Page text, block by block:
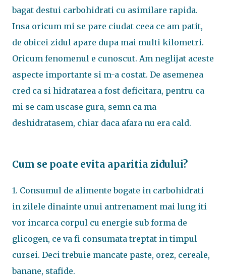
bagat destui carbohidrati cu asimilare rapida.
Insa oricum mi se pare ciudat ceea ce am patit,
de obicei zidul apare dupa mai multi kilometri.
Oricum fenomenul e cunoscut. Am neglijat aceste
aspecte importante si m-a costat. De asemenea
cred ca si hidratarea a fost deficitara, pentru ca
mi se cam uscase gura, semn ca ma
deshidratasem, chiar daca afara nu era cald.
Cum se poate evita aparitia zidului?
1. Consumul de alimente bogate in carbohidrati
in zilele dinainte unui antrenament mai lung iti
vor incarca corpul cu energie sub forma de
glicogen, ce va fi consumata treptat in timpul
cursei. Deci trebuie mancate paste, orez, cereale,
banane, stafide.